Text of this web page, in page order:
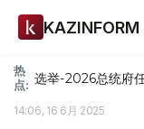
KAZINFORM
热
点: 选举-2026总统府
14:06, 16 6月 2025